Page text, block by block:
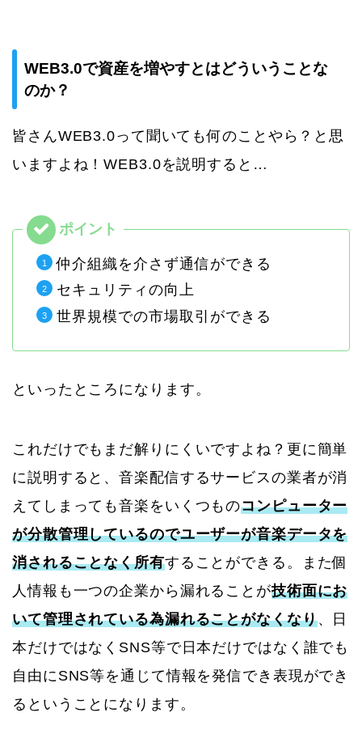
WEB3.0で資産を増やすとはどういうことな
のか？
皆さんWEB3.0って聞いても何のことやら？と思
いますよね！WEB3.0を説明すると…
仲介組織を介さず通信ができる
セキュリティの向上
世界規模での市場取引ができる
といったところになります。
これだけでもまだ解りにくいですよね？更に簡単
に説明すると、音楽配信するサービスの業者が消
えてしまっても音楽をいくつものコンピューター
が分散管理しているのでユーザーが音楽データを
消されることなく所有することができる。また個
人情報も一つの企業から漏れることが技術面にお
いて管理されている為漏れることがなくなり、日
本だけではなくSNS等で日本だけではなく誰でも
自由にSNS等を通じて情報を発信でき表現ができ
るということになります。